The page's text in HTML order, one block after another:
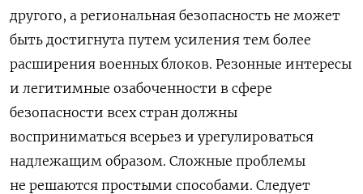
другого, а региональная безопасность не может
быть достигнута путем усиления тем более
расширения военных блоков. Резонные интересы
и легитимные озабоченности в сфере
безопасности всех стран должны
восприниматься всерьез и урегулироваться
надлежащим образом. Сложные проблемы
не решаются простыми способами. Следует